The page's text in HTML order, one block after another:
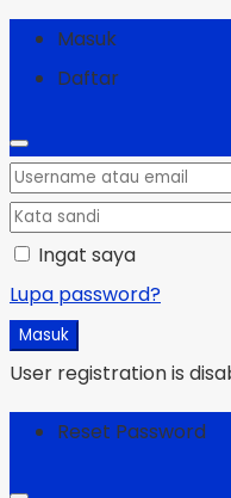
Masuk
Daftar
Ingat saya
Lupa password?
Masuk
User registration is
Reset Password